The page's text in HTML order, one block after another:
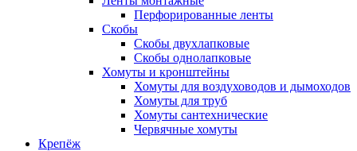
Перфорированные ленты
Скобы
Скобы двухлапковые
Скобы однолапковые
Хомуты и кронштейны
Хомуты для воздуховодов и дымоходов
Хомуты для труб
Хомуты сантехнические
Червячные хомуты
Крепёж